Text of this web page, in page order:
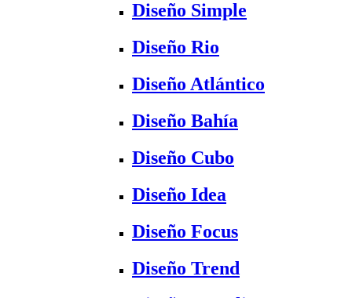
Diseño Simple
Diseño Rio
Diseño Atlántico
Diseño Bahía
Diseño Cubo
Diseño Idea
Diseño Focus
Diseño Trend